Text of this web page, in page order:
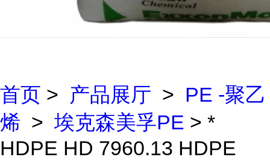
首页 > 产品展厅 > PE -聚乙
烯 > 埃克森美孚PE > *
HDPE HD 7960.13 HDPE